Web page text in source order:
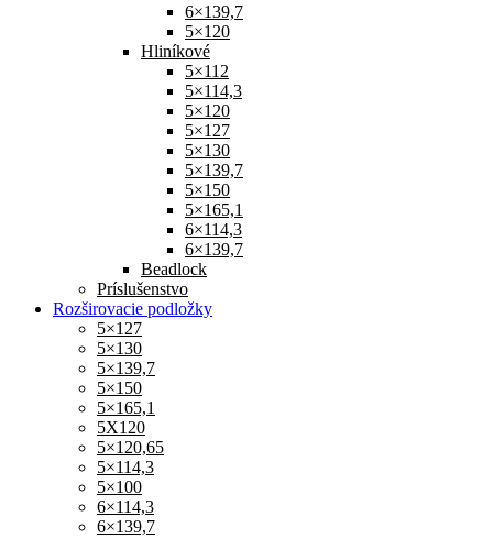
6×139,7
5×120
Hliníkové
5×112
5×114,3
5×120
5×127
5×130
5×139,7
5×150
5×165,1
6×114,3
6×139,7
Beadlock
Príslušenstvo
Rozširovacie podložky
5×127
5×130
5×139,7
5×150
5×165,1
5X120
5×120,65
5×114,3
5×100
6×114,3
6×139,7